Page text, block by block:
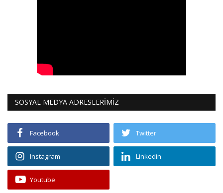
SOSYAL MEDYA ADRESLERİMİZ
Facebook Twitter
Instagram Linkedin
Youtube